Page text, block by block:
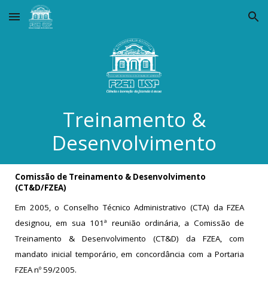
Skip to main content Skip to navigation
Treinamento &
Desenvolvimento
Comissão de Treinamento & Desenvolvimento
(CT&D/FZEA)
Em 2005, o Conselho Técnico Administrativo (CTA) da FZEA
designou, em sua 101ª reunião ordinária, a Comissão de
Treinamento & Desenvolvimento (CT&D) da FZEA, com
mandato inicial temporário, em concordância com a Portaria
FZEA nº 59/2005.